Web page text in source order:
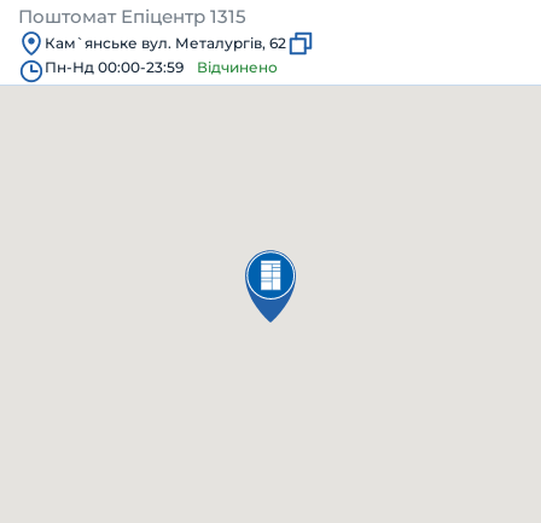
Поштомат Епіцентр 1315
Кам`янське вул. Металургів, 62
Пн-Нд 00:00-23:59
Відчинено